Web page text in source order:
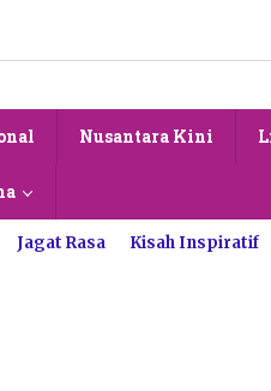
Nusantara Kini
Jagat Rasa Kisah Inspiratif